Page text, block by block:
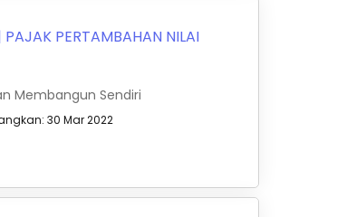
PAJAK PERTAMBAHAN NILAI
Membangun Sendiri
30 Mar 2022